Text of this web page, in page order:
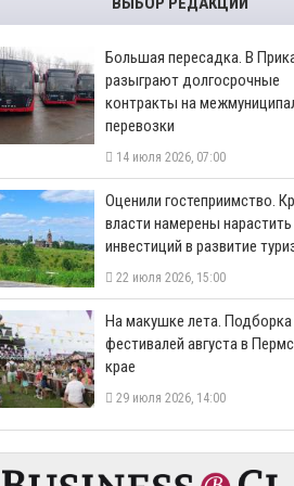
Большая пересадка. В
разыграют долгосрочные
контракты на
перевозки
14 июля 2026, 07:00
Оценили гостеприимство.
власти намерены
инвестиций в развитие
22 июля 2026, 15:00
На макушке лета. Подборка
фестивалей августа в
крае
29 июля 2026, 14:00